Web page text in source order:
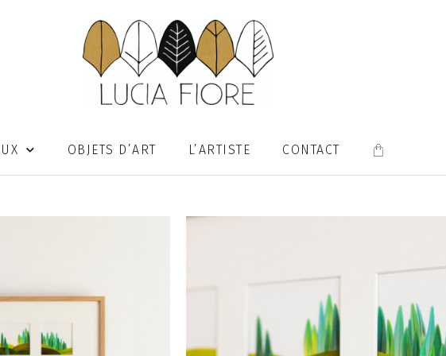
OBJETS D’ART L’ARTISTE CONTACT